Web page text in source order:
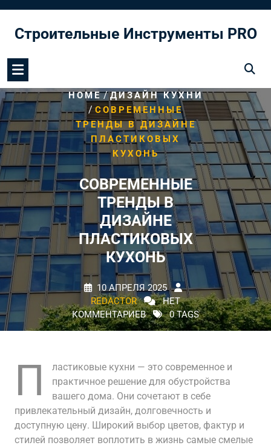
содержимому
Строительные Инструменты PRO
HOME/ДИЗАЙН КУХНИ
/СОВРЕМЕННЫЕ
ТРЕНДЫ В ДИЗАЙНЕ
ПЛАСТИКОВЫХ
КУХОНЬ
СОВРЕМЕННЫЕ
ТРЕНДЫ В
ДИЗАЙНЕ
ПЛАСТИКОВЫХ
КУХОНЬ
10 АПРЕЛЯ 2025
REDACTOR
НЕТ
КОММЕНТАРИЕВ
0 TAGS
П
ластиковые кухни — это современное и
практичное решение для обустройства
вашего дома. Они сочетают в себе
привлекательный дизайн, долговечность и
доступную цену. Широкий выбор цветов, фактур и
стилей позволяет воплотить в жизнь самые смелые